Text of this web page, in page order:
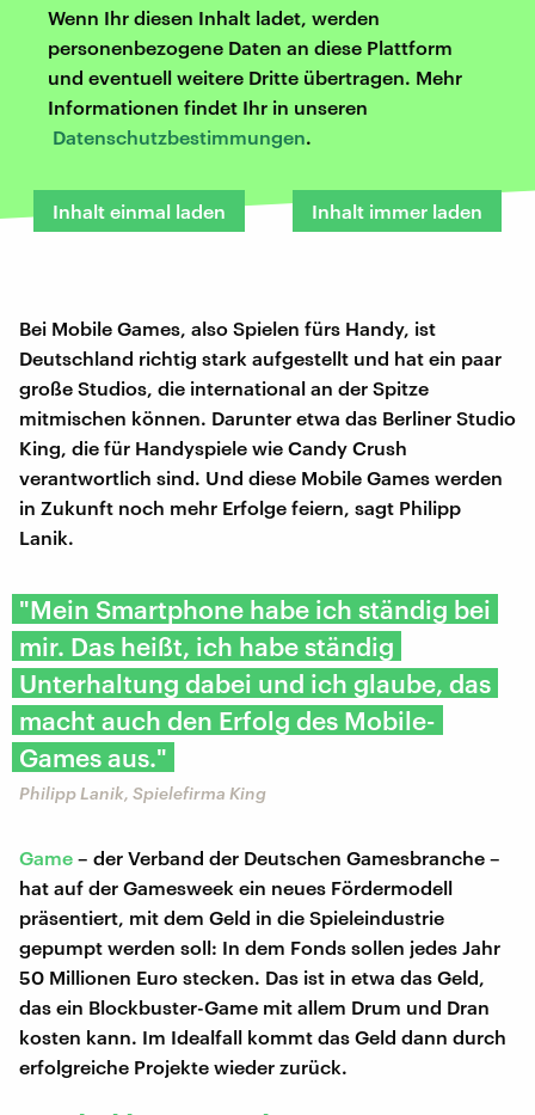
Wenn Ihr diesen Inhalt ladet, werden
personenbezogene Daten an diese Plattform
und eventuell weitere Dritte übertragen. Mehr
Informationen findet Ihr in unseren
Datenschutzbestimmungen.
Inhalt einmal laden Inhalt immer laden
Bei Mobile Games, also Spielen fürs Handy, ist
Deutschland richtig stark aufgestellt und hat ein paar
große Studios, die international an der Spitze
mitmischen können. Darunter etwa das Berliner Studio
King, die für Handyspiele wie Candy Crush
verantwortlich sind. Und diese Mobile Games werden
in Zukunft noch mehr Erfolge feiern, sagt Philipp
Lanik.
"Mein Smartphone habe ich ständig bei
mir. Das heißt, ich habe ständig
Unterhaltung dabei und ich glaube, das
macht auch den Erfolg des Mobile-
Games aus."
Philipp Lanik, Spielefirma King
Game – der Verband der Deutschen Gamesbranche –
hat auf der Gamesweek ein neues Fördermodell
präsentiert, mit dem Geld in die Spieleindustrie
gepumpt werden soll: In dem Fonds sollen jedes Jahr
50 Millionen Euro stecken. Das ist in etwa das Geld,
das ein Blockbuster-Game mit allem Drum und Dran
kosten kann. Im Idealfall kommt das Geld dann durch
erfolgreiche Projekte wieder zurück.